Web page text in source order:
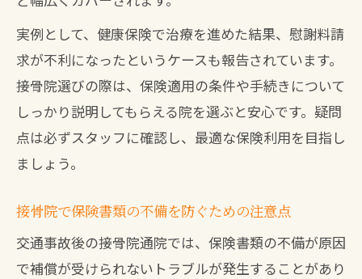
実例として、健康保険で治療を進めた結果、慰謝料請
求が不利になったというケースも報告されています。
接骨院選びの際は、保険適用の条件や手続きについて
しっかり説明してもらえる院を選ぶと安心です。疑問
点は必ずスタッフに確認し、最適な保険利用を目指し
ましょう。
接骨院で保険書類の不備を防ぐための注意点
交通事故後の接骨院通院では、保険書類の不備が原因
で補償が受けられないトラブルが発生することがあり